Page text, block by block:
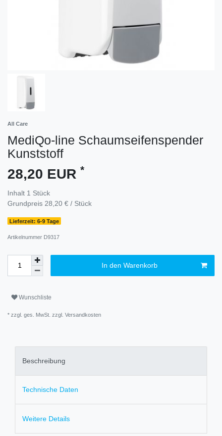
All Care
MediQo-line Schaumseifenspender
Kunststoff
28,20 EUR *
Inhalt 1 Stück
Grundpreis 28,20 € / Stück
Lieferzeit: 6-9 Tage
Artikelnummer D9317
In den Warenkorb
Wunschliste
* zzgl. ges. MwSt. zzgl. Versandkosten
Beschreibung
Technische Daten
Weitere Details